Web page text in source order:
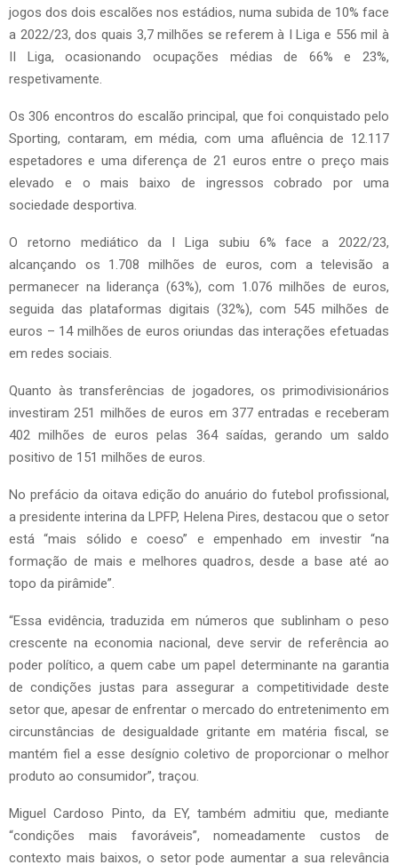
jogos dos dois escalões nos estádios, numa subida de 10% face
a 2022/23, dos quais 3,7 milhões se referem à I Liga e 556 mil à
II Liga, ocasionando ocupações médias de 66% e 23%,
respetivamente.
Os 306 encontros do escalão principal, que foi conquistado pelo
Sporting, contaram, em média, com uma afluência de 12.117
espetadores e uma diferença de 21 euros entre o preço mais
elevado e o mais baixo de ingressos cobrado por uma
sociedade desportiva.
O retorno mediático da I Liga subiu 6% face a 2022/23,
alcançando os 1.708 milhões de euros, com a televisão a
permanecer na liderança (63%), com 1.076 milhões de euros,
seguida das plataformas digitais (32%), com 545 milhões de
euros – 14 milhões de euros oriundas das interações efetuadas
em redes sociais.
Quanto às transferências de jogadores, os primodivisionários
investiram 251 milhões de euros em 377 entradas e receberam
402 milhões de euros pelas 364 saídas, gerando um saldo
positivo de 151 milhões de euros.
No prefácio da oitava edição do anuário do futebol profissional,
a presidente interina da LPFP, Helena Pires, destacou que o setor
está “mais sólido e coeso” e empenhado em investir “na
formação de mais e melhores quadros, desde a base até ao
topo da pirâmide”.
“Essa evidência, traduzida em números que sublinham o peso
crescente na economia nacional, deve servir de referência ao
poder político, a quem cabe um papel determinante na garantia
de condições justas para assegurar a competitividade deste
setor que, apesar de enfrentar o mercado do entretenimento em
circunstâncias de desigualdade gritante em matéria fiscal, se
mantém fiel a esse desígnio coletivo de proporcionar o melhor
produto ao consumidor”, traçou.
Miguel Cardoso Pinto, da EY, também admitiu que, mediante
“condições mais favoráveis”, nomeadamente custos de
contexto mais baixos, o setor pode aumentar a sua relevância